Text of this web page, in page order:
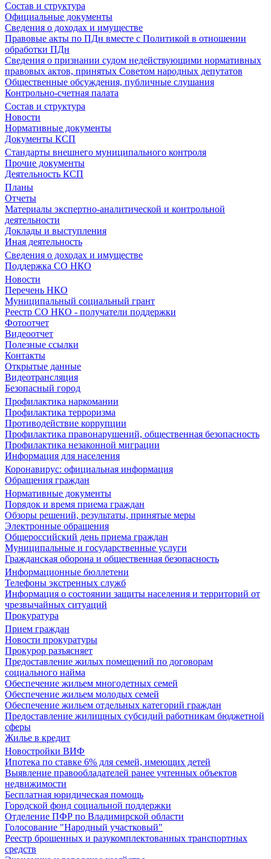
Состав и структура
Официальные документы
Сведения о доходах и имуществе
Правовые акты по ПДн вместе с Политикой в отношении
обработки ПДн
Сведения о признании судом недействующими нормативных
правовых актов, принятых Советом народных депутатов
Общественные обсуждения, публичные слушания
Контрольно-счетная палата
Состав и структура
Новости
Нормативные документы
Документы КСП
Стандарты внешнего муниципального контроля
Прочие документы
Деятельность КСП
Планы
Отчеты
Материалы экспертно-аналитической и контрольной
деятельности
Доклады и выступления
Иная деятельность
Сведения о доходах и имуществе
Поддержка СО НКО
Новости
Перечень НКО
Муниципальный социальный грант
Реестр СО НКО - получатели поддержки
Фотоотчет
Видеоотчет
Полезные ссылки
Контакты
Открытые данные
Видеотрансляция
Безопасный город
Профилактика наркомании
Профилактика терроризма
Противодействие коррупции
Профилактика правонарушений, общественная безопасность
Профилактика незаконной миграции
Информация для населения
Коронавирус: официальная информация
Обращения граждан
Нормативные документы
Порядок и время приема граждан
Обзоры решений, результаты, принятые меры
Электронные обращения
Общероссийский день приема граждан
Муниципальные и государственные услуги
Гражданская оборона и общественная безопасность
Информационные бюллетени
Телефоны экстренных служб
Информация о состоянии защиты населения и территорий от
чрезвычайных ситуаций
Прокуратура
Прием граждан
Новости прокуратуры
Прокурор разъясняет
Предоставление жилых помещений по договорам
социального найма
Обеспечение жильем многодетных семей
Обеспечение жильем молодых семей
Обеспечение жильем отдельных категорий граждан
Предоставление жилищных субсидий работникам бюджетной
сферы
Жилье в кредит
Новостройки ВИФ
Ипотека по ставке 6% для семей, имеющих детей
Выявление правообладателей ранее учтенных объектов
недвижимости
Бесплатная юридическая помощь
Городской фонд социальной поддержки
Отделение ПФР по Владимирской области
Голосование "Народный участковый"
Реестр брошенных и разукомплектованных транспортных
средств